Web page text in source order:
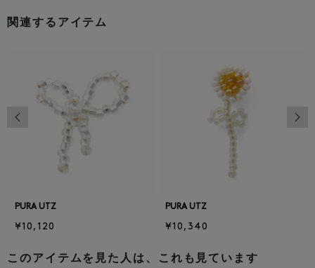
関連するアイテム
PURA UTZ
¥10,120
PURA UTZ
¥10,340
前の画像
このアイテムを見た人は、これも見ています